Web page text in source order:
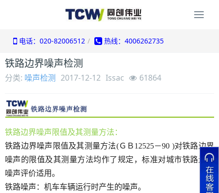
电话：020-82006512 热线：4006262735
铁路边界噪声检测
分类: 噪声检测 2017-12-12 Issac 61864
铁路边界噪声限值及其测量方法：
铁路边界噪声限值及其测量方法(ＧＢ12525－90 )对铁路边界
噪声的限值及其测量方法均作了规定，标准对城市铁路边界
噪声评价适用。
铁路噪声：机车车辆运行时产生的噪声。